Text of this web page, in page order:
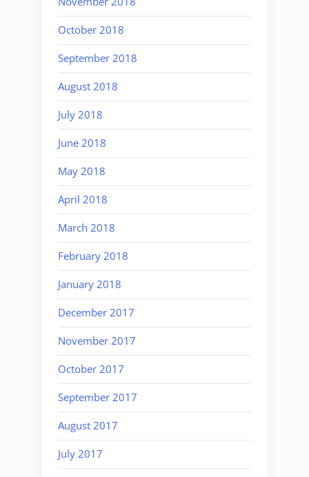
October 2018
September 2018
August 2018
July 2018
June 2018
May 2018
April 2018
March 2018
February 2018
January 2018
December 2017
November 2017
October 2017
September 2017
August 2017
July 2017